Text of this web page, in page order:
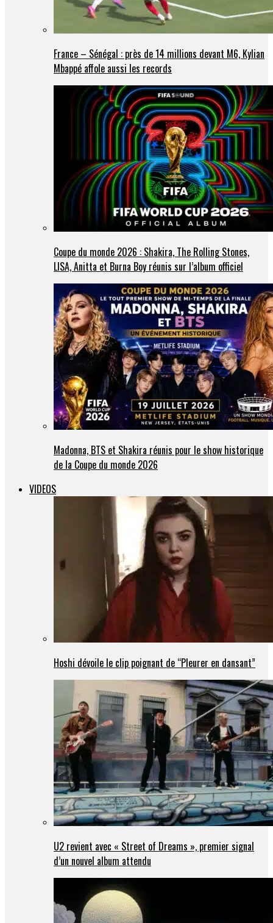
France – Sénégal : près de 14 millions devant M6, Kylian
Mbappé affole aussi les records
Coupe du monde 2026 : Shakira, The Rolling Stones,
LISA, Anitta et Burna Boy réunis sur l’album officiel
Madonna, BTS et Shakira réunis pour le show historique
de la Coupe du monde 2026
VIDEOS
Hoshi dévoile le clip poignant de “Pleurer en dansant”
U2 revient avec « Street of Dreams », premier signal
d’un nouvel album attendu